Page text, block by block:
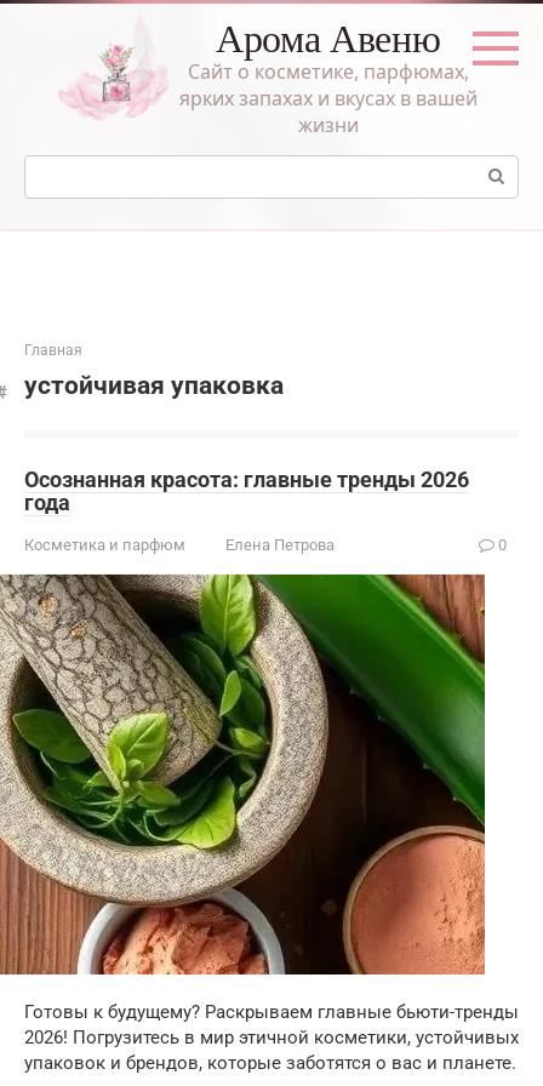
Перейти
Арома Авеню
Сайт о косметике, парфюмах,
ярких запахах и вкусах в вашей
жизни
Поиск:
Главная
устойчивая упаковка
Осознанная красота: главные тренды 2026
года
Косметика и парфюм Елена Петрова 0
Готовы к будущему? Раскрываем главные бьюти-тренды
2026! Погрузитесь в мир этичной косметики, устойчивых
упаковок и брендов, которые заботятся о вас и планете.